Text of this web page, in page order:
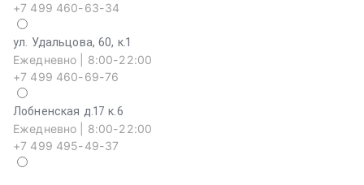
+7 499 460-63-34
ул. Удальцова, 60, к.1
Ежедневно | 8:00-22:00
+7 499 460-69-76
Лобненская д.17 к.6
Ежедневно | 8:00-22:00
+7 499 495-49-37